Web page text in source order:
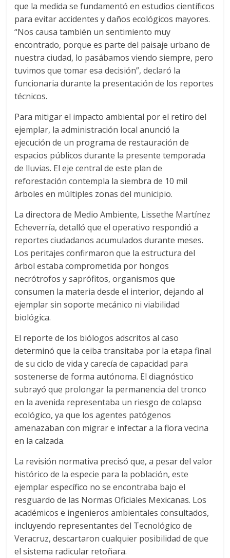
que la medida se fundamentó en estudios científicos
para evitar accidentes y daños ecológicos mayores.
“Nos causa también un sentimiento muy
encontrado, porque es parte del paisaje urbano de
nuestra ciudad, lo pasábamos viendo siempre, pero
tuvimos que tomar esa decisión”, declaró la
funcionaria durante la presentación de los reportes
técnicos.
Para mitigar el impacto ambiental por el retiro del
ejemplar, la administración local anunció la
ejecución de un programa de restauración de
espacios públicos durante la presente temporada
de lluvias. El eje central de este plan de
reforestación contempla la siembra de 10 mil
árboles en múltiples zonas del municipio.
La directora de Medio Ambiente, Lissethe Martínez
Echeverría, detalló que el operativo respondió a
reportes ciudadanos acumulados durante meses.
Los peritajes confirmaron que la estructura del
árbol estaba comprometida por hongos
necrótrofos y saprófitos, organismos que
consumen la materia desde el interior, dejando al
ejemplar sin soporte mecánico ni viabilidad
biológica.
El reporte de los biólogos adscritos al caso
determinó que la ceiba transitaba por la etapa final
de su ciclo de vida y carecía de capacidad para
sostenerse de forma autónoma. El diagnóstico
subrayó que prolongar la permanencia del tronco
en la avenida representaba un riesgo de colapso
ecológico, ya que los agentes patógenos
amenazaban con migrar e infectar a la flora vecina
en la calzada.
La revisión normativa precisó que, a pesar del valor
histórico de la especie para la población, este
ejemplar específico no se encontraba bajo el
resguardo de las Normas Oficiales Mexicanas. Los
académicos e ingenieros ambientales consultados,
incluyendo representantes del Tecnológico de
Veracruz, descartaron cualquier posibilidad de que
el sistema radicular retoñara.